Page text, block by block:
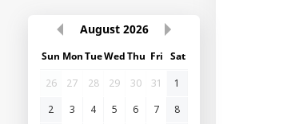
August 2026
Sun MonTueWedThu Fri Sat
26
27 28 29 30 31
1
2
3 4 5 6 7
8